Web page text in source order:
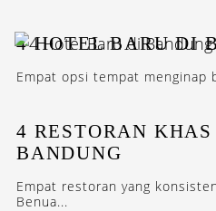
4 HOTEL BARU DI
Empat opsi tempat menginap
4 RESTORAN KHAS
BANDUNG
Empat restoran yang
Benua...